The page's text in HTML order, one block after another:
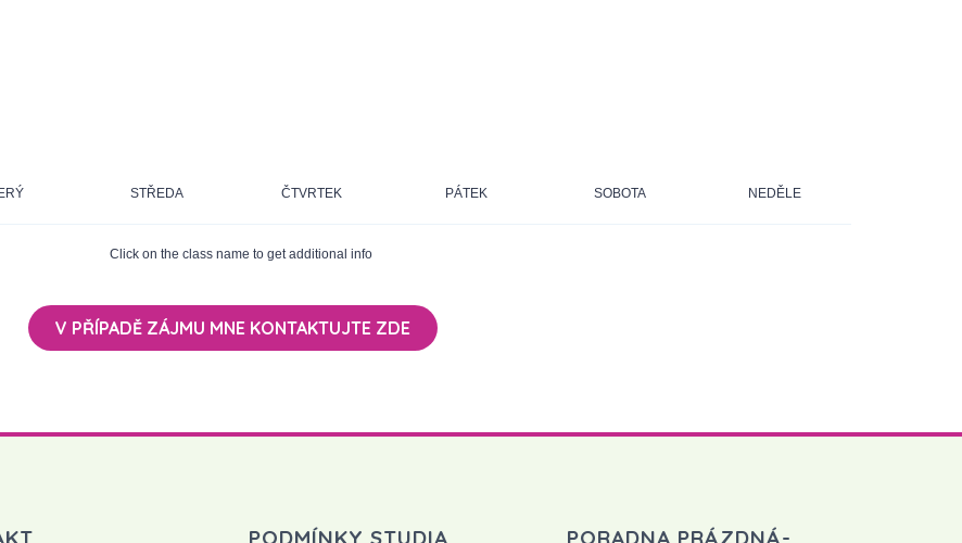
STŘEDA ČTVRTEK PÁTEK SOBOTA NEDĚLE
Click on the class name to get additional info
V PŘÍPADĚ ZÁJMU MNE KONTAKTUJTE ZDE
PODMÍNKY STUDIA PORADNA PRÁZDNÁ-